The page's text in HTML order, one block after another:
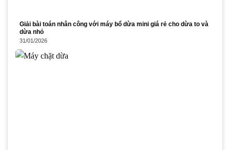
Giải bài toán nhân công với máy bổ dừa mini giá rẻ cho dừa to và
dừa nhỏ
31/01/2026